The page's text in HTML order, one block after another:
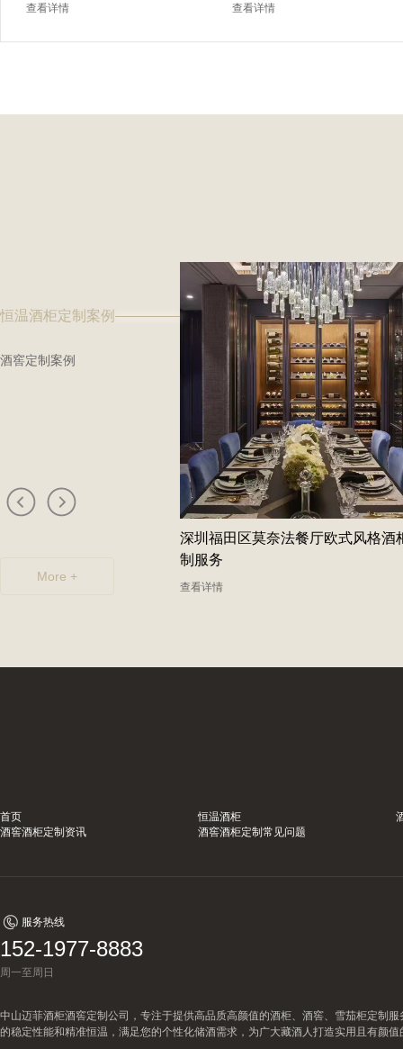
查看详情 查看详情
恒温酒柜定制案例
酒窖定制案例
More +
深圳福田区莫奈法餐厅欧式风格酒
制服务
查看详情
首页 恒温酒柜
酒窖酒柜定制资讯
酒窖酒柜定制常见问题
服务热线
152-1977-8883
周一至周日
中山迈菲酒柜酒窖定制公司，专注于提供高品质高颜值的酒柜、酒窖、雪茄柜定制
的稳定性能和精准恒温，满足您的个性化储酒需求，为广大藏酒人打造实用且有颜值